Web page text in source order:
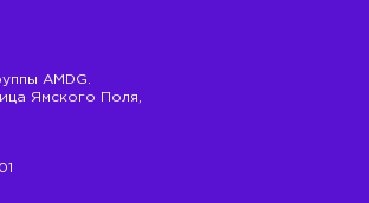
AMDG.
Ямского Поля,